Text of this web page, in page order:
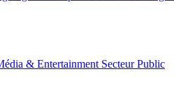
& Entertainment Secteur Public